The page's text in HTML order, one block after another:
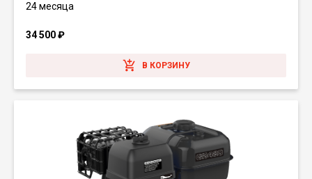
24 месяца
34 500₽
В КОРЗИНУ